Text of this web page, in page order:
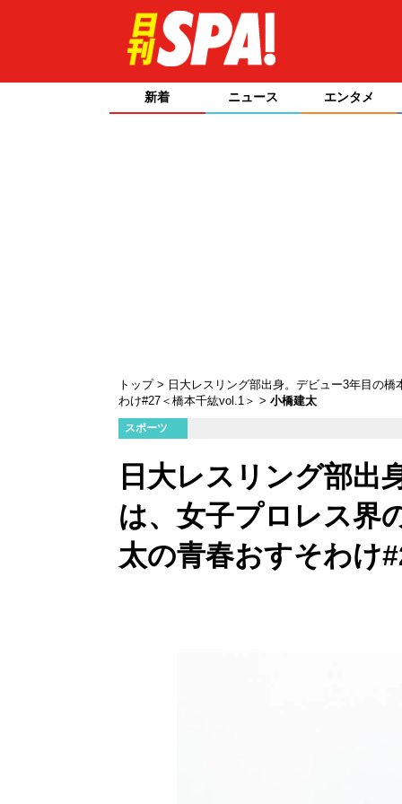
新着 ニュース エンタメ
トップ
日大レスリング部出身。デビュー3年目の
わけ#27＜橋本千紘vol.1＞
小橋建太
スポーツ
日大レスリング部出
は、女子プロレス
太の青春おすそわけ